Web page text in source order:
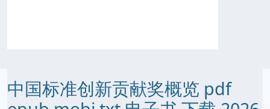
中国标准创新贡献奖概览 pdf